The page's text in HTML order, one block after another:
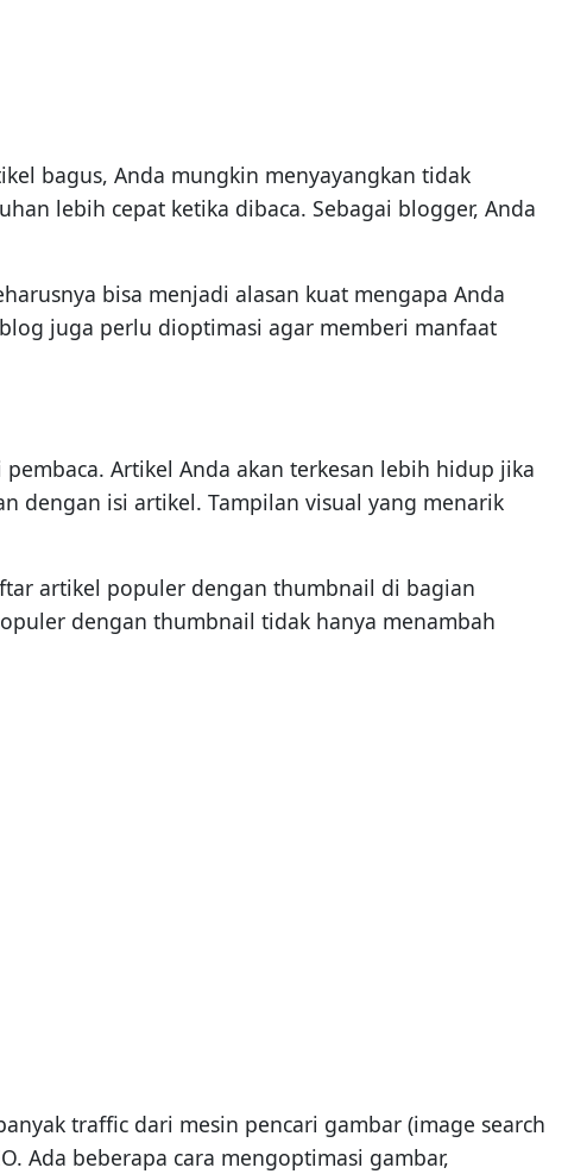
bagus, Anda mungkin menyayangkan tidak
lebih cepat ketika dibaca. Sebagai blogger, Anda
bisa menjadi alasan kuat mengapa Anda
juga perlu dioptimasi agar memberi manfaat
Artikel Anda akan terkesan lebih hidup jika
dengan isi artikel. Tampilan visual yang menarik
artikel populer dengan thumbnail di bagian
dengan thumbnail tidak hanya menambah
traffic dari mesin pencari gambar (image search
Ada beberapa cara mengoptimasi gambar,